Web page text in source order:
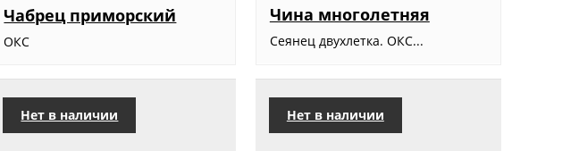
Чабрец приморский
ОКС
Нет в наличии
Чина многолетняя
Сеянец двухлетка. ОКС...
Нет в наличии